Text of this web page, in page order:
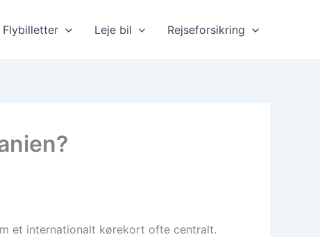
Flybilletter Leje bil Rejseforsikring
et internationalt kørekort ofte centralt.